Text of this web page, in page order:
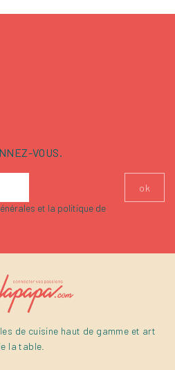
VOUS.
et la politique de
de cuisine haut de gamme et art
la table.